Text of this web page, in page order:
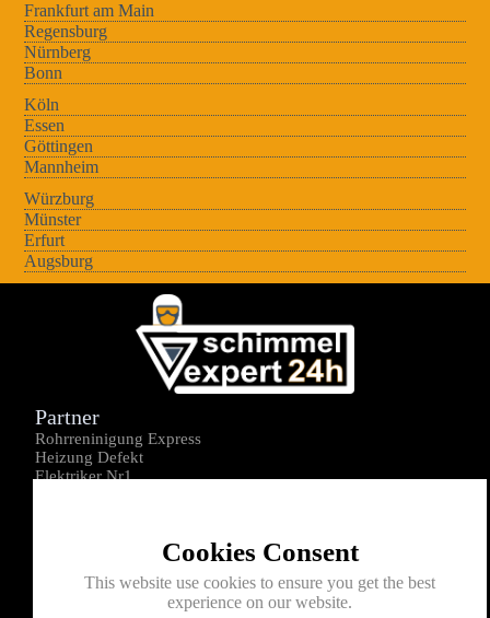
Frankfurt am Main
Regensburg
Nürnberg
Bonn
Köln
Essen
Göttingen
Mannheim
Würzburg
Münster
Erfurt
Augsburg
Cookies Consent
This website use cookies to ensure you get the best
experience on our website.
Partner
Rohrreninigung Express
Heizung Defekt
Elektriker Nr1
Kontakt